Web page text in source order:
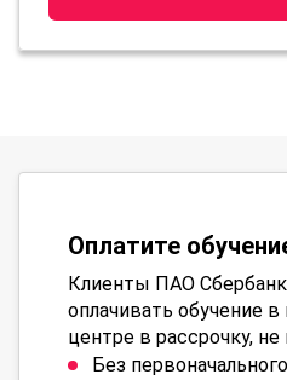
Оплатите
Клиенты ПАО
оплачивать обучение
центре в рассрочку,
Без